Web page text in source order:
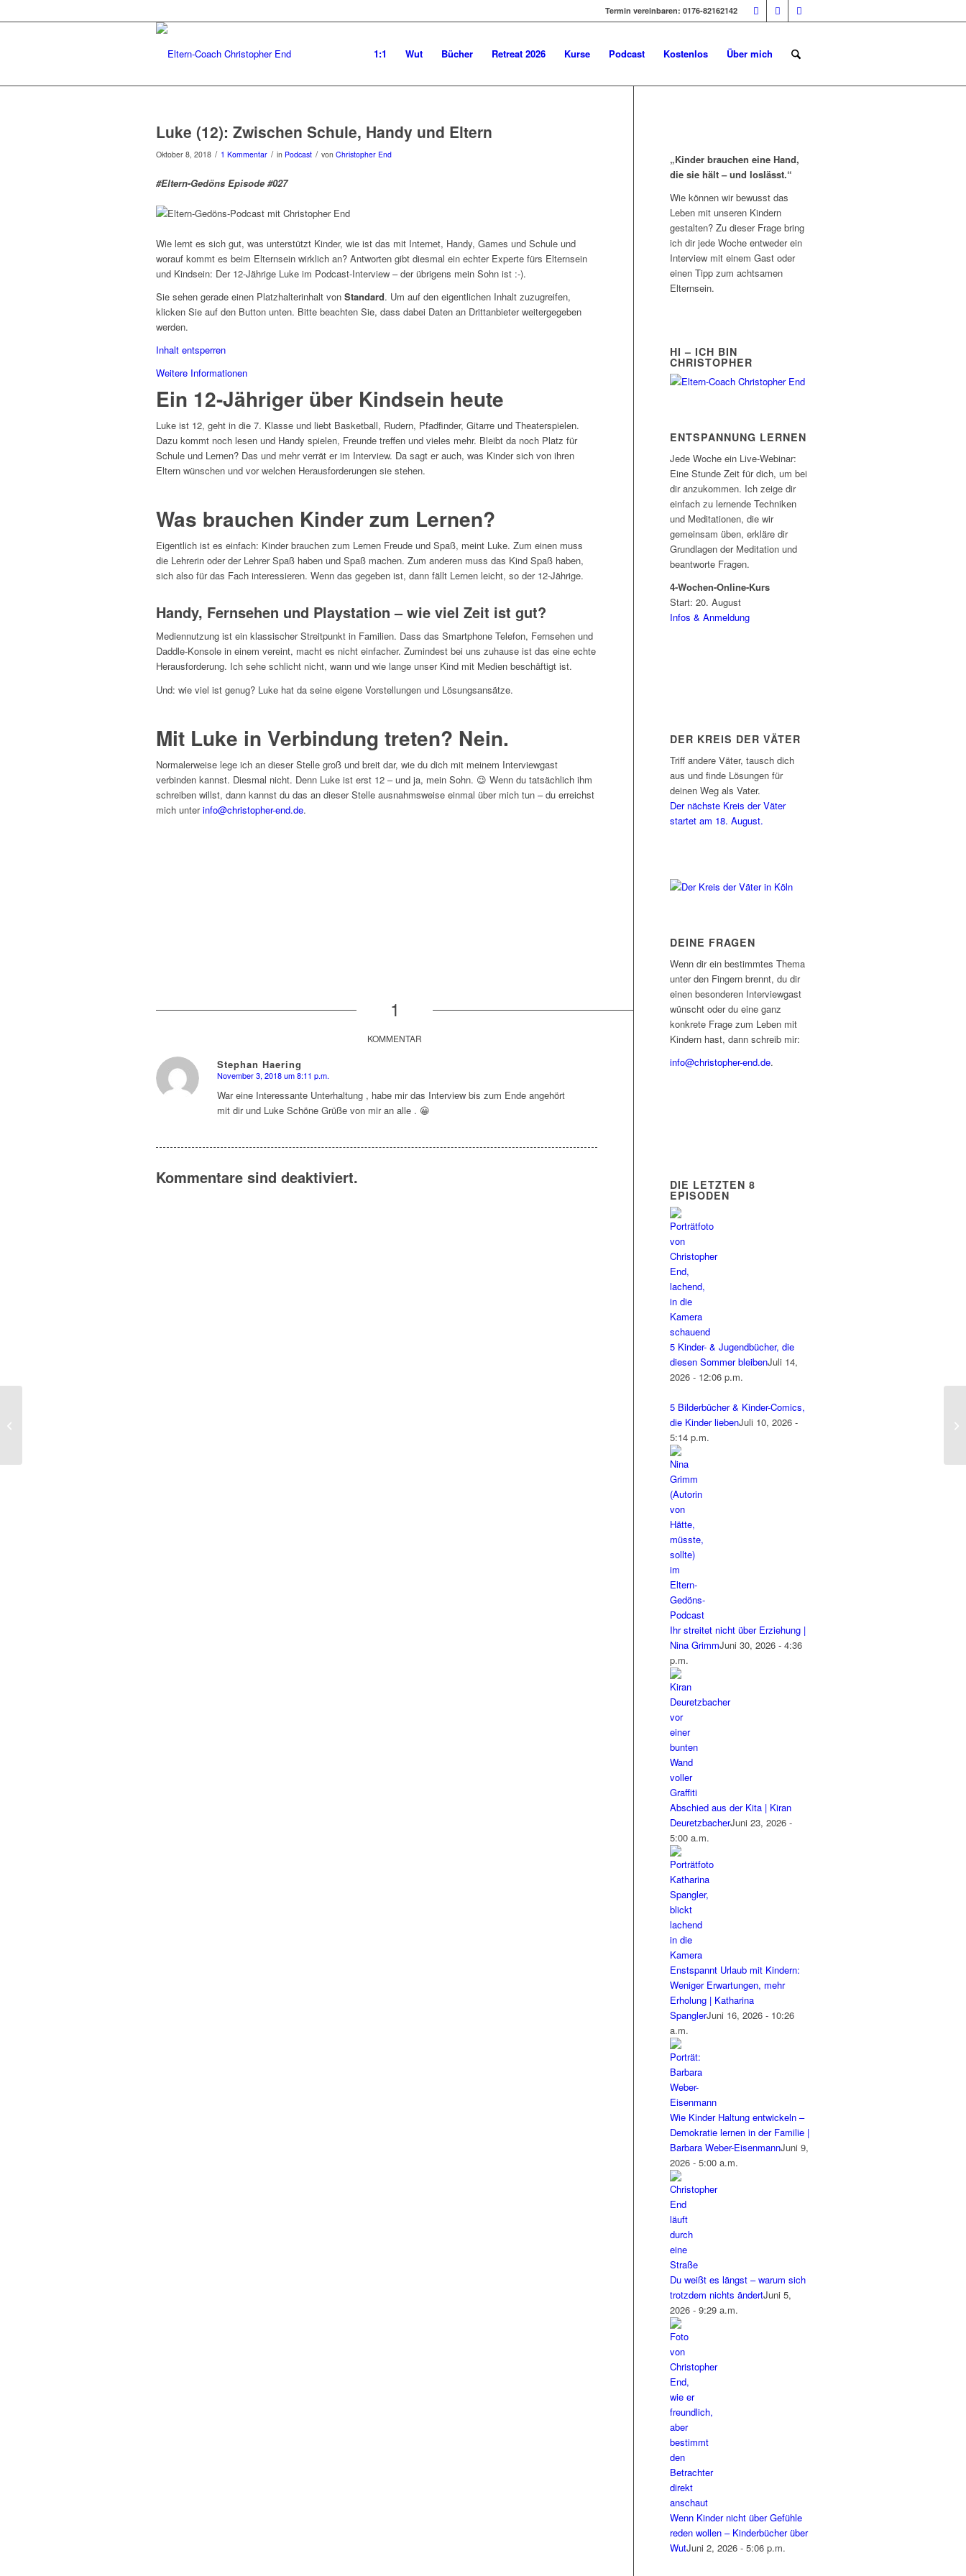
Termin vereinbaren: 0176-82162142
1:1 Wut Bücher Retreat 2026 Kurse Podcast Kostenlos Über mich
Luke (12): Zwischen Schule, Handy und Eltern
Oktober 8, 2018 / 1 Kommentar / in Podcast / von Christopher End
#Eltern-Gedöns Episode #027
Wie lernt es sich gut, was unterstützt Kinder, wie ist das mit Internet, Handy, Games und Schule und
worauf kommt es beim Elternsein wirklich an? Antworten gibt diesmal ein echter Experte fürs Elternsein
und Kindsein: Der 12-Jährige Luke im Podcast-Interview – der übrigens mein Sohn ist :-).
Sie sehen gerade einen Platzhalterinhalt von Standard. Um auf den eigentlichen Inhalt zuzugreifen,
klicken Sie auf den Button unten. Bitte beachten Sie, dass dabei Daten an Drittanbieter weitergegeben
werden.
Inhalt entsperren
Weitere Informationen
Ein 12-Jähriger über Kindsein heute
Luke ist 12, geht in die 7. Klasse und liebt Basketball, Rudern, Pfadfinder, Gitarre und Theaterspielen.
Dazu kommt noch lesen und Handy spielen, Freunde treffen und vieles mehr. Bleibt da noch Platz für
Schule und Lernen? Das und mehr verrät er im Interview. Da sagt er auch, was Kinder sich von ihren
Eltern wünschen und vor welchen Herausforderungen sie stehen.
Was brauchen Kinder zum Lernen?
Eigentlich ist es einfach: Kinder brauchen zum Lernen Freude und Spaß, meint Luke. Zum einen muss
die Lehrerin oder der Lehrer Spaß haben und Spaß machen. Zum anderen muss das Kind Spaß haben,
sich also für das Fach interessieren. Wenn das gegeben ist, dann fällt Lernen leicht, so der 12-Jährige.
Handy, Fernsehen und Playstation – wie viel Zeit ist gut?
Mediennutzung ist ein klassischer Streitpunkt in Familien. Dass das Smartphone Telefon, Fernsehen und
Daddle-Konsole in einem vereint, macht es nicht einfacher. Zumindest bei uns zuhause ist das eine echte
Herausforderung. Ich sehe schlicht nicht, wann und wie lange unser Kind mit Medien beschäftigt ist.
Und: wie viel ist genug? Luke hat da seine eigene Vorstellungen und Lösungsansätze.
Mit Luke in Verbindung treten? Nein.
Normalerweise lege ich an dieser Stelle groß und breit dar, wie du dich mit meinem Interviewgast
verbinden kannst. Diesmal nicht. Denn Luke ist erst 12 – und ja, mein Sohn. 😉 Wenn du tatsächlich ihm
schreiben willst, dann kannst du das an dieser Stelle ausnahmsweise einmal über mich tun – du erreichst
mich unterinfo@christopher-end.de.
1
KOMMENTAR
Stephan Haering
sagte:
November 3, 2018 um 8:11 p.m.
War eine Interessante Unterhaltung , habe mir das Interview bis zum Ende angehört
mit dir und Luke Schöne Grüße von mir an alle . 😀
Kommentare sind deaktiviert.
„Kinder brauchen eine Hand,
die sie hält – und loslässt.“
Wie können wir bewusst das
Leben mit unseren Kindern
gestalten? Zu dieser Frage bring
ich dir jede Woche entweder ein
Interview mit einem Gast oder
einen Tipp zum achtsamen
Elternsein.
HI – ICH BIN
CHRISTOPHER
ENTSPANNUNG LERNEN
Jede Woche ein Live-Webinar:
Eine Stunde Zeit für dich, um bei
dir anzukommen. Ich zeige dir
einfach zu lernende Techniken
und Meditationen, die wir
gemeinsam üben, erkläre dir
Grundlagen der Meditation und
beantworte Fragen.
4-Wochen-Online-Kurs
Start: 20. August
Infos & Anmeldung
DER KREIS DER VÄTER
Triff andere Väter, tausch dich
aus und finde Lösungen für
deinen Weg als Vater.
Der nächste Kreis der Väter
startet am 18. August.
DEINE FRAGEN
Wenn dir ein bestimmtes Thema
unter den Fingern brennt, du dir
einen besonderen Interviewgast
wünscht oder du eine ganz
konkrete Frage zum Leben mit
Kindern hast, dann schreib mir:
info@christopher-end.de.
DIE LETZTEN 8
EPISODEN
5 Kinder- & Jugendbücher, die
diesen Sommer bleibenJuli 14,
2026 - 12:06 p.m.
5 Bilderbücher & Kinder-Comics,
die Kinder liebenJuli 10, 2026 -
5:14 p.m.
Ihr streitet nicht über Erziehung |
Nina GrimmJuni 30, 2026 - 4:36
p.m.
Abschied aus der Kita | Kiran
DeuretzbacherJuni 23, 2026 -
5:00 a.m.
Enstspannt Urlaub mit Kindern:
Weniger Erwartungen, mehr
Erholung | Katharina
SpanglerJuni 16, 2026 - 10:26
a.m.
Wie Kinder Haltung entwickeln –
Demokratie lernen in der Familie |
Barbara Weber-EisenmannJuni 9,
2026 - 5:00 a.m.
Du weißt es längst – warum sich
trotzdem nichts ändertJuni 5,
2026 - 9:29 a.m.
Wenn Kinder nicht über Gefühle
reden wollen – Kinderbücher über
WutJuni 2, 2026 - 5:06 p.m.